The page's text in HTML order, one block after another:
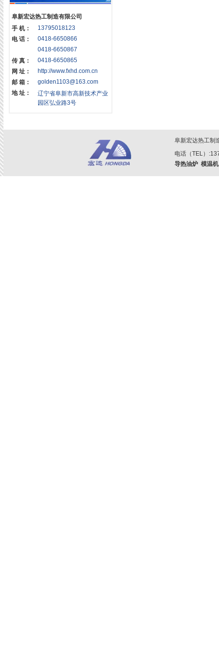
阜新宏达热工制造有限公司
手 机：
13795018123
电 话：
0418-6650866
0418-6650867
传 真：
0418-6650865
网 址：
http://www.fxhd.com.cn
邮 箱：
golden1103@163.com
地 址：
辽宁省阜新市高新技术产业
园区弘业路3号
阜新宏达热工制
电话（TEL）
导热油炉 模温机